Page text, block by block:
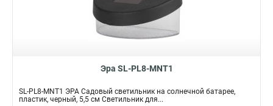
Эра SL-PL8-MNT1
SL-PL8-MNT1 ЭРА Садовый светильник на солнечной батарее,
пластик, черный, 5,5 см Светильник для...